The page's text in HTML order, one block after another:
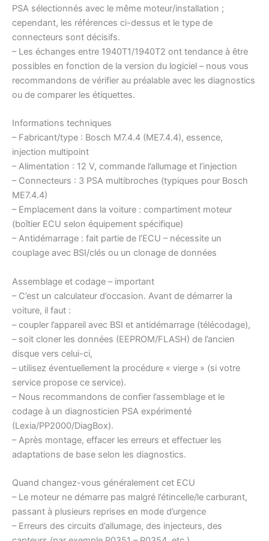
PSA sélectionnés avec le même moteur/installation ;
cependant, les références ci-dessus et le type de
connecteurs sont décisifs.
– Les échanges entre 1940T1/1940T2 ont tendance à être
possibles en fonction de la version du logiciel – nous vous
recommandons de vérifier au préalable avec les diagnostics
ou de comparer les étiquettes.
Informations techniques
– Fabricant/type : Bosch M7.4.4 (ME7.4.4), essence,
injection multipoint
– Alimentation : 12 V, commande l’allumage et l’injection
– Connecteurs : 3 PSA multibroches (typiques pour Bosch
ME7.4.4)
– Emplacement dans la voiture : compartiment moteur
(boîtier ECU selon équipement spécifique)
– Antidémarrage : fait partie de l’ECU – nécessite un
couplage avec BSI/clés ou un clonage de données
Assemblage et codage – important
– C’est un calculateur d’occasion. Avant de démarrer la
voiture, il faut :
– coupler l’appareil avec BSI et antidémarrage (télécodage),
– soit cloner les données (EEPROM/FLASH) de l’ancien
disque vers celui-ci,
– utilisez éventuellement la procédure « vierge » (si votre
service propose ce service).
– Nous recommandons de confier l’assemblage et le
codage à un diagnosticien PSA expérimenté
(Lexia/PP2000/DiagBox).
– Après montage, effacer les erreurs et effectuer les
adaptations de base selon les diagnostics.
Quand changez-vous généralement cet ECU
– Le moteur ne démarre pas malgré l’étincelle/le carburant,
passant à plusieurs reprises en mode d’urgence
– Erreurs des circuits d’allumage, des injecteurs, des